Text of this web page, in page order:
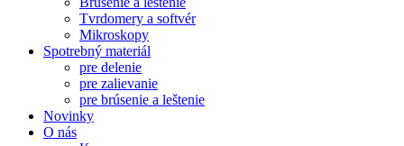
Tvrdomery a softvér
Mikroskopy
Spotrebný materiál
pre delenie
pre zalievanie
pre brúsenie a leštenie
Novinky
O nás